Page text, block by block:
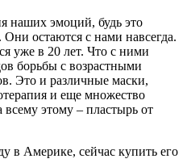
наших эмоций, будь это
Они остаются с нами навсегда.
уже в 20 лет. Что с ними
борьбы с возрастными
Это и различные маски,
и еще множество
всему этому – пластырь от
в Америке, сейчас купить его